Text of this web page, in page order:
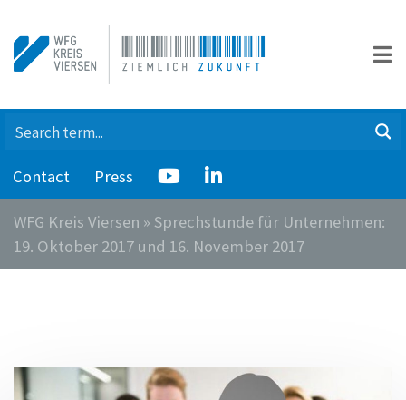
Contact Press
WFG Kreis Viersen » Sprechstunde für Unternehmen:
19. Oktober 2017 und 16. November 2017